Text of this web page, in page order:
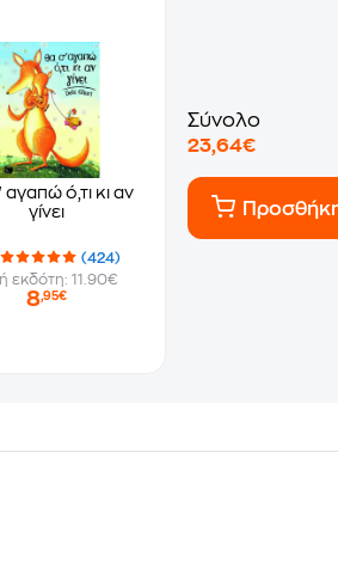
ό,τι κι αν
γίνει
(424)
εκδότη: 11.90€
8,95€
Σύνολο
23,64€